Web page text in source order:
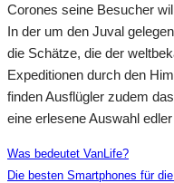
Corones seine Besucher
In der um den Juval
die Schätze, die der
Expeditionen durch den
finden Ausflügler zudem
eine erlesene Auswahl
Was bedeutet VanLife?
Die besten Smartphones für